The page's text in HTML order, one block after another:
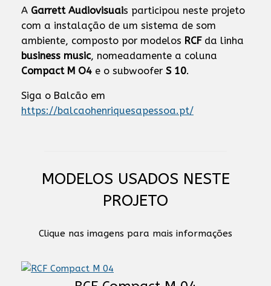
A Garrett Audiovisuais participou neste projeto
com a instalação de um sistema de som
ambiente, composto por modelos RCFda linha
business music, nomeadamente a coluna
Compact M O4 e o subwoofer S 10.
Siga o Balcão em
https://balcaohenriquesapessoa.pt/
MODELOS USADOS NESTE
PROJETO
Clique nas imagens para mais informações